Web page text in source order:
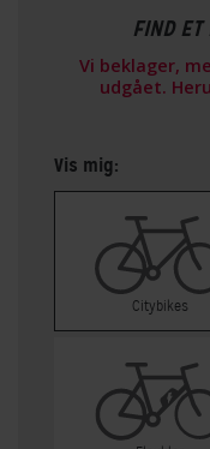
FIND ET
Vi beklager,
udgået.
Vis mig:
Citybikes